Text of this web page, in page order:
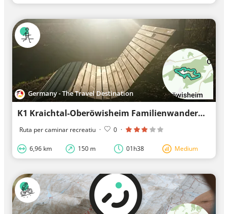
Germany - The Travel Destination
K1 Kraichtal-Oberöwisheim Familienwanderweg
Ruta per caminar recreatiu · 0 ·
6,96 km 150 m 01h38 Medium